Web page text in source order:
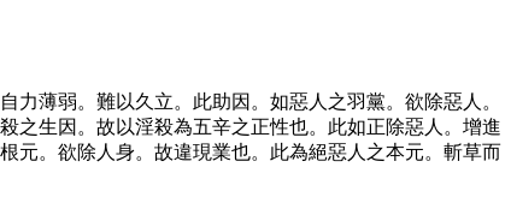
薄弱。難以久立。此助因。如惡人之羽黨。欲除惡人。
之生因。故以淫殺為五辛之正性也。此如正除惡人。增進
元。欲除人身。故違現業也。此為絕惡人之本元。斬草而